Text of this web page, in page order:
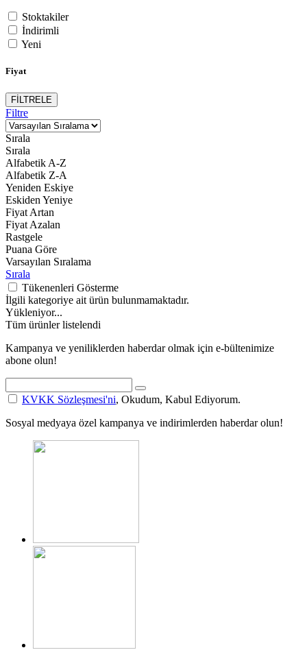
Stoktakiler
İndirimli
Yeni
Fiyat
FİLTRELE
Filtre
Sırala
Sırala
Alfabetik A-Z
Alfabetik Z-A
Yeniden Eskiye
Eskiden Yeniye
Fiyat Artan
Fiyat Azalan
Rastgele
Puana Göre
Varsayılan Sıralama
Sırala
Tükenenleri Gösterme
İlgili kategoriye ait ürün bulunmamaktadır.
Yükleniyor...
Tüm ürünler listelendi
Kampanya ve yeniliklerden haberdar olmak için e-bültenimize
abone olun!
KVKK Sözleşmesi'ni, Okudum, Kabul Ediyorum.
Sosyal medyaya özel kampanya ve indirimlerden haberdar olun!